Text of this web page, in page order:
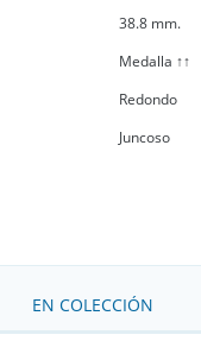
38.8 mm.
Medalla ↑↑
Redondo
Juncoso
EN COLECCIÓN